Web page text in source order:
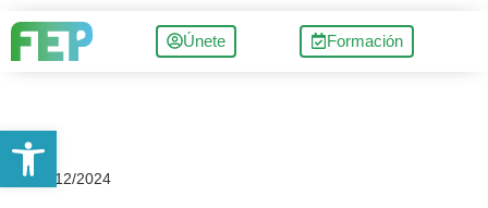
Únete Formación
23/12/2024
Abrir barra de herramientas